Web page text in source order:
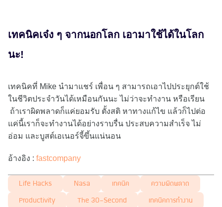
เทคนิคเจ๋ง ๆ จากนอกโลก เอามาใช้ได้ในโลก
นะ!
เทคนิคที่ Mike นำมาแชร์ เพื่อน ๆ สามารถเอาไปประยุกต์ใช้
ในชีวิตประจำวันได้เหมือนกันนะ ไม่ว่าจะทำงาน หรือเรียน
ถ้าเราผิดพลาดก็แค่ยอมรับ ตั้งสติ หาทางแก้ไข แล้วก็ไปต่อ
แค่นี้เราก็จะทำงานได้อย่างราบรื่น ประสบความสำเร็จ ไม่
อ่อม และบูสต์เอเนอร์จี้ขึ้นแน่นอน
อ้างอิง : fastcompany
Life Hacks Nasa เทคนิค ความผิดพลาด
Productivity The 30-Second เทคนิคการทำงาน